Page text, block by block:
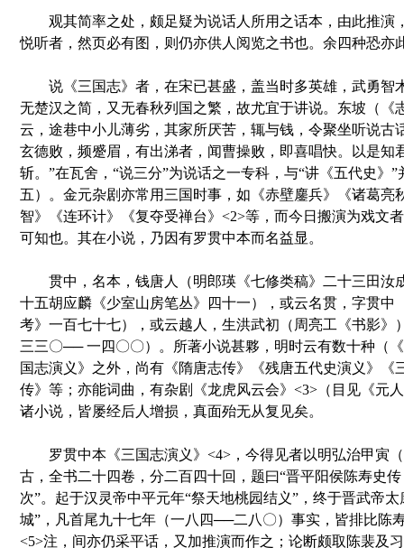
观其简率之处，颇足疑为说话人所用之话本，由此推演
悦听者，然页必有图，则仍亦供人阅览之书也。余四种恐亦
说《三国志》者，在宋已甚盛，盖当时多英雄，武勇智
无楚汉之简，又无春秋列国之繁，故尤宜于讲说。东坡（《
云，途巷中小儿薄劣，其家所厌苦，辄与钱，令聚坐听说古
玄德败，频蹙眉，有出涕者，闻曹操败，即喜唱快。以是知
斩。”在瓦舍，“说三分”为说话之一专科，与“讲《五代史》
五）。金元杂剧亦常用三国时事，如《赤壁鏖兵》《诸葛亮
智》《连环计》《复夺受禅台》<2>等，而今日搬演为戏文
可知也。其在小说，乃因有罗贯中本而名益显。
贯中，名本，钱唐人（明郎瑛《七修类稿》二十三田汝
十五胡应麟《少室山房笔丛》四十一），或云名贯，字贯中
考》一百七十七），或云越人，生洪武初（周亮工《书影》
三三〇── 一四〇〇）。所著小说甚夥，明时云有数十种（
国志演义》之外，尚有《隋唐志传》《残唐五代史演义》《
传》等；亦能词曲，有杂剧《龙虎风云会》<3>（目见《元
诸小说，皆屡经后人增损，真面殆无从复见矣。
罗贯中本《三国志演义》<4>，今得见者以明弘治甲寅
古，全书二十四卷，分二百四十回，题曰“晋平阳侯陈寿史
次”。起于汉灵帝中平元年“祭天地桃园结义”，终于晋武帝
城”，凡首尾九十七年（一八四──二八〇）事实，皆排比陈
<5>注，间亦仍采平话，又加推演而作之；论断颇取陈裴及